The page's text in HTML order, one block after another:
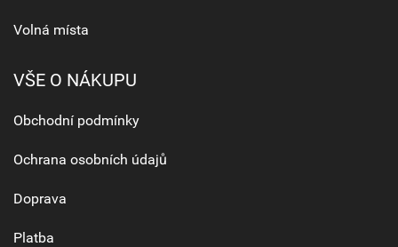
Volná místa
VŠE O NÁKUPU
Obchodní podmínky
Ochrana osobních údajů
Doprava
Platba